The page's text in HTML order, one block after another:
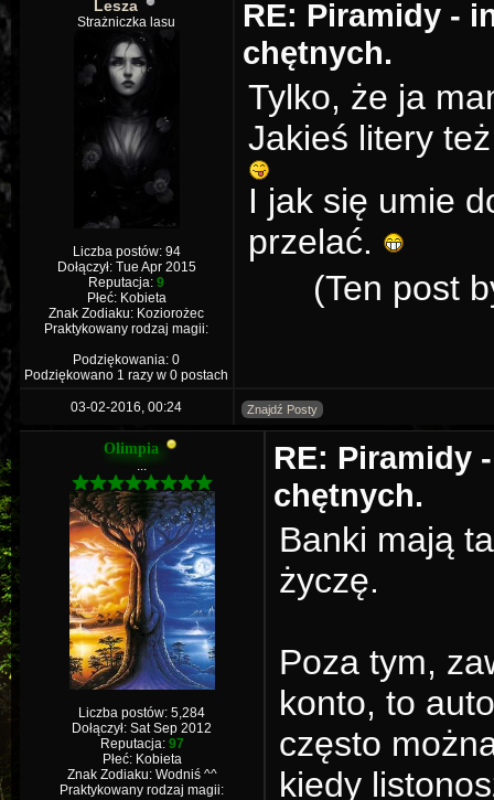
Lesza
Strażniczka lasu
Liczba postów: 94
Dołączył: Tue Apr 2015
Reputacja: 9
Płeć: Kobieta
Znak Zodiaku: Koziorożec
Praktykowany rodzaj magii:
Podziękowania: 0
Podziękowano 1 razy w 0 postach
RE: Piramidy -
chętnych.
Tylko, że ja
Jakieś litery
I jak się umie
przelać.
(Ten post
03-02-2016, 00:24 Znajdź Posty
Olimpia
...
Liczba postów: 5,284
Dołączył: Sat Sep 2012
Reputacja: 97
Płeć: Kobieta
Znak Zodiaku: Wodniś ^^
Praktykowany rodzaj magii:
RE: Piramidy
chętnych.
Banki mają
życzę.
Poza tym,
konto, to
często
kiedy